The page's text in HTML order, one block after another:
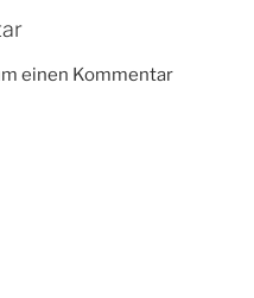
einen Kommentar